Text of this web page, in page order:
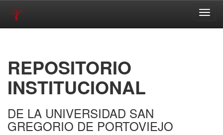
REPOSITORIO
INSTITUCIONAL
DE LA UNIVERSIDAD SAN
GREGORIO DE PORTOVIEJO